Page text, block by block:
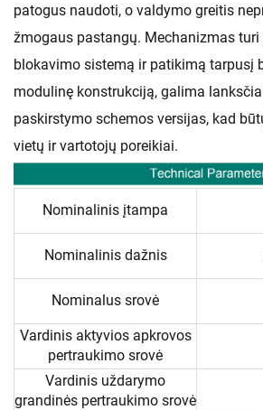
patogus naudoti, o valdymo greitis
žmogaus pastangų. Mechanizmas
blokavimo sistemą ir patikimą tarpusį
modulinę konstrukciją, galima
paskirstymo schemos versijas, kad
vietų ir vartotojų poreikiai.
Nominalinis įtampa
Nominalinis dažnis
Nominalus srovė
Vardinis aktyvios apkrovos
pertraukimo srovė
Vardinis uždarymo
grandinės pertraukimo srovė